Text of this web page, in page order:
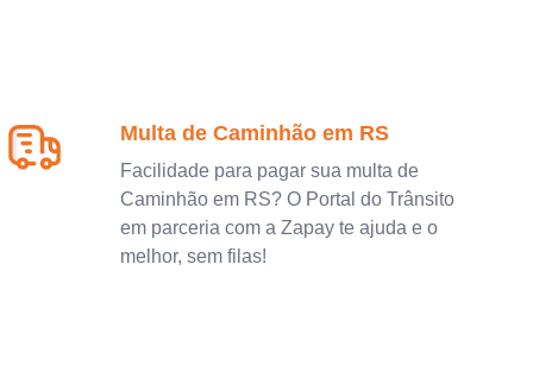
Multa de Caminhão em RS
Facilidade para pagar sua multa de
Caminhão em RS? O Portal do Trânsito
em parceria com a Zapay te ajuda e o
melhor, sem filas!